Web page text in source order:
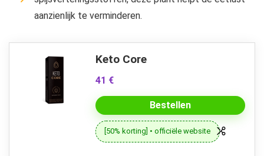
aanzienlijk te verminderen.
Keto Core
41 €
Bestellen
[50% korting] • officiële website